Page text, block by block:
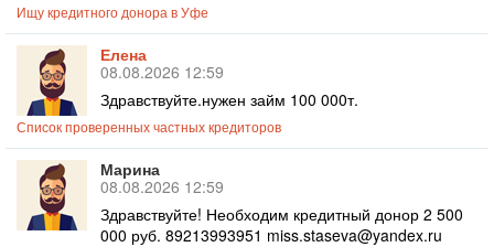
Ищу кредитного донора в Уфе
Елена
08.08.2026 12:59
Здравствуйте.нужен займ 100 000т.
Список проверенных частных кредиторов
Марина
08.08.2026 12:59
Здравствуйте! Необходим кредитный донор 2 500
000 руб. 89213993951 miss.staseva@yandex.ru